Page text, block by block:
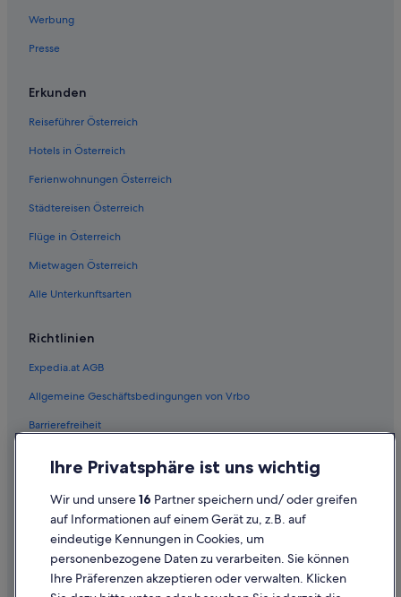
Günstige in Philadelphia
Hotels mit Aussicht in Philadelphia
Hotels nahe Philadelphia's Gay Bingo
Ridley Park Hotels
Hotels nahe Rittenhouse Square
Upper Darby Hotels
West-Philadelphia: Hotels
Werbung
Presse
Erkunden
Reiseführer Österreich
Hotels in Österreich
Ferienwohnungen Österreich
Städtereisen Österreich
Flüge in Österreich
Mietwagen Österreich
Alle Unterkunftsarten
Richtlinien
Expedia.at AGB
Allgemeine Geschäftsbedingungen von Vrbo
Barrierefreiheit
Rechtliche Hinweise/Kontakt
Inhaltsrichtlinien und Melden von Inhalten
Ihre Privatsphäre ist uns wichtig
Wir und unsere16 Partner speichern und/ oder greifen
auf Informationen auf einem Gerät zu, z.B. auf
eindeutige Kennungen in Cookies, um
personenbezogene Daten zu verarbeiten. Sie können
Ihre Präferenzen akzeptieren oder verwalten. Klicken